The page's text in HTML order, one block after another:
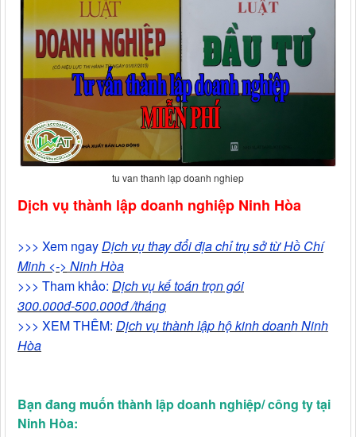
tu van thanh lạp doanh nghiep
Dịch vụ thành lập doanh nghiệp Ninh Hòa
>>> Xem ngayDịch vụ thay đổi địa chỉ trụ sở từ Hồ Chí
Minh <-> Ninh Hòa
>>> Tham khảo: Dịch vụ kế toán trọn gói
300.000đ-500.000đ /tháng
>>> XEM THÊM: Dịch vụ thành lập hộ kinh doanh Ninh
Hòa
Bạn đang muốn thành lập doanh nghiệp/ công ty tại
Ninh Hòa: